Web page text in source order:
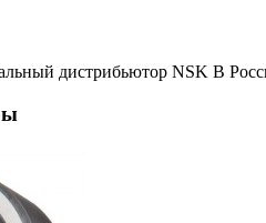
дистрибьютор NSK В